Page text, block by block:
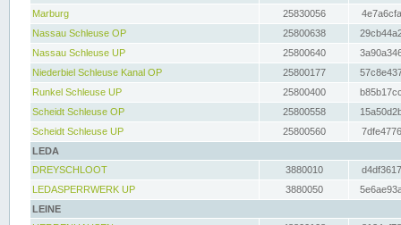
Marburg
25830056
Nassau Schleuse OP
25800638
Nassau Schleuse UP
25800640
Niederbiel Schleuse Kanal OP
25800177
Runkel Schleuse UP
25800400
Scheidt Schleuse OP
25800558
Scheidt Schleuse UP
25800560
LEDA
DREYSCHLOOT
3880010
LEDASPERRWERK UP
3880050
LEINE